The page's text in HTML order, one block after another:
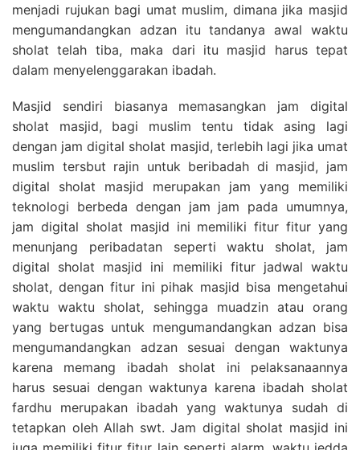
menjadi rujukan bagi umat muslim, dimana jika masjid
mengumandangkan adzan itu tandanya awal waktu
sholat telah tiba, maka dari itu masjid harus tepat
dalam menyelenggarakan ibadah.
Masjid sendiri biasanya memasangkan jam digital
sholat masjid, bagi muslim tentu tidak asing lagi
dengan jam digital sholat masjid, terlebih lagi jika umat
muslim tersbut rajin untuk beribadah di masjid, jam
digital sholat masjid merupakan jam yang memiliki
teknologi berbeda dengan jam jam pada umumnya,
jam digital sholat masjid ini memiliki fitur fitur yang
menunjang peribadatan seperti waktu sholat, jam
digital sholat masjid ini memiliki fitur jadwal waktu
sholat, dengan fitur ini pihak masjid bisa mengetahui
waktu waktu sholat, sehingga muadzin atau orang
yang bertugas untuk mengumandangkan adzan bisa
mengumandangkan adzan sesuai dengan waktunya
karena memang ibadah sholat ini pelaksanaannya
harus sesuai dengan waktunya karena ibadah sholat
fardhu merupakan ibadah yang waktunya sudah di
tetapkan oleh Allah swt. Jam digital sholat masjid ini